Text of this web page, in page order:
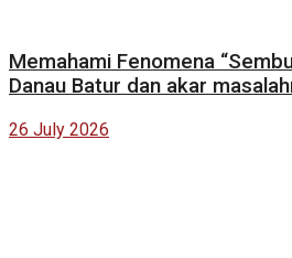
Memahami Fenomena
Danau Batur dan akar
26 July 2026